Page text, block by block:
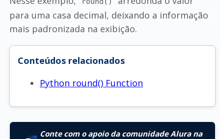
para uma casa decimal, deixando a informação
mais padronizada na exibição.
Conteúdos relacionados
Python round() Function
Conte com o apoio da comunidade Alura na